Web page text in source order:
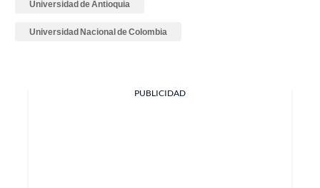
Universidad de Antioquia
Universidad Nacional de Colombia
PUBLICIDAD